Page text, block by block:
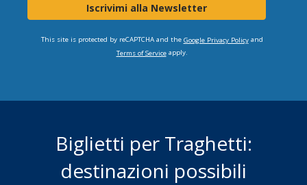
Iscrivimi alla Newsletter
This site is protected by reCAPTCHA and the Google Privacy Policyand
Terms of Serviceapply.
Biglietti per Traghetti:
destinazioni possibili